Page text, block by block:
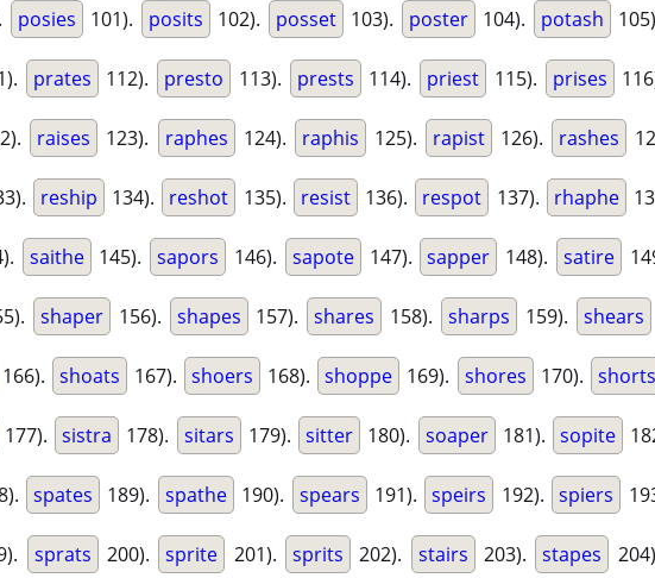
posies 101). posits 102). posset 103). poster 104). potash
prates 112). presto 113). prests 114). priest 115). prises
raises 123). raphes 124). raphis 125). rapist 126). rashes
reship 134). reshot 135). resist 136). respot 137). rhaphe
saithe 145). sapors 146). sapote 147). sapper 148). satire
shaper 156). shapes 157). shares 158). sharps 159). shears
166). shoats 167). shoers 168). shoppe 169). shores 170). shorts
177). sistra 178). sitars 179). sitter 180). soaper 181). sopite
spates 189). spathe 190). spears 191). speirs 192). spiers
sprats 200). sprite 201). sprits 202). stairs 203). stapes